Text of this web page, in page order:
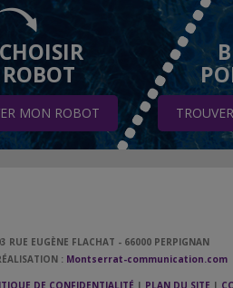
MON ROBOT
RUE EUGÈNE FLACHAT - 66000 PERPIGNAN
: Montserrat-communication.com
DE CONFIDENTIALITÉ | PLAN DU SITE |